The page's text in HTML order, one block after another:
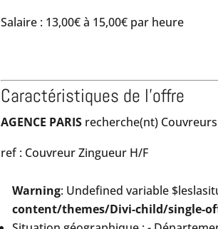
Salaire : 13,00€ à 15,00€ par heure
Caractéristiques de l'offre
AGENCE PARIS recherche(nt) Couvreurs
ref : Couvreur Zingueur H/F
Warning: Undefined variable
content/themes/Divi-child/single-